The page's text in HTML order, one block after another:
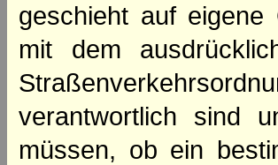
geschieht auf eigene
mit dem
verantwortlich sind
müssen, ob ein